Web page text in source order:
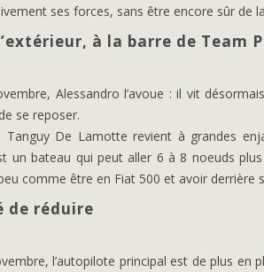
ses forces, sans être encore sûr de
à la barre de Team
Alessandro l’avoue : il vit
se reposer.
Tanguy De Lamotte revient à grandes
un bateau qui peut aller 6 à 8 noeuds
comme être en Fiat 500 et avoir derrière
de réduire
l’autopilote principal est de plus en